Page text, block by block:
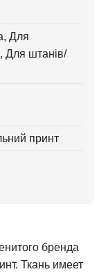
Для
Для штанів/
принт
бренда
Ткань имеет